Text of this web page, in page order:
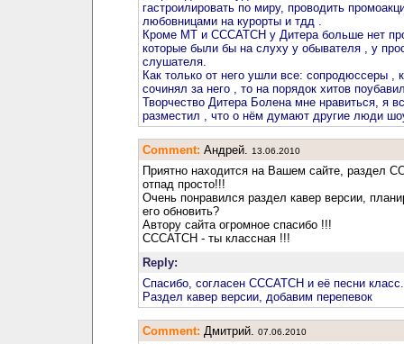
гастроилировать по миру, проводить
любовницами на курорты и тдд .
Кроме МТ и ССCATCH у Дитера больше нет
которые были бы на слуху у обывателя , у
слушателя.
Как только от него ушли все: сопродюссеры ,
сочинял за него , то на порядок хитов
Творчество Дитера Болена мне нравиться, я
разместил , что о нём думают другие люди
Comment: Андрей. 13.06.2010
Приятно находится на Вашем сайте, раздел
отпад просто!!!
Очень понравился раздел кавер версии,
его обновить?
Автору сайта огромное спасибо !!!
CCCATCH - ты классная !!!
Reply:
Спасибо, согласен CCCATCH и её песни класс.
Раздел кавер версии, добавим перепевок
Comment: Дмитрий. 07.06.2010